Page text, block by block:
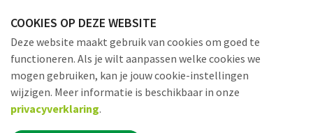
links
over
Jump
to
navigation
Word nu lid
COOKIES OP DEZE WEBSITE
Deze website maakt gebruik van cookies om goed te
functioneren. Als je wilt aanpassen welke cookies we
mogen gebruiken, kan je jouw cookie-instellingen
wijzigen. Meer informatie is beschikbaar in onze
privacyverklaring.